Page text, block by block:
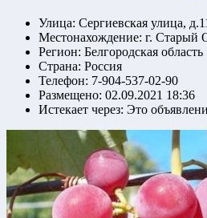
Улица: Сергиевская улица,
Местонахождение: г. Старый
Регион: Белгородская область
Страна: Россия
Телефон: 7-904-537-02-90
Размещено: 02.09.2021 18:36
Истекает через: Это